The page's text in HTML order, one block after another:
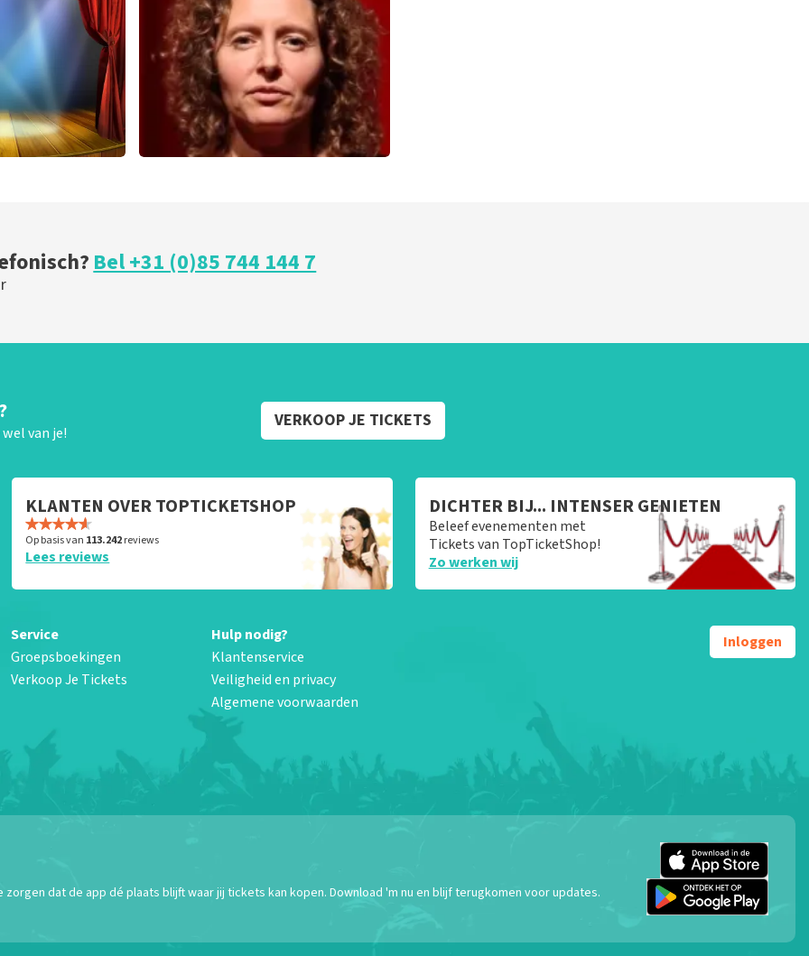
BESTEL NU
Bel +31 (0)85 744 144 7
van je!
VERKOOP JE TICKETS
KLANTEN OVER TOPTICKETSHOP
Op basis van 113.242reviews
Lees reviews
DICHTER BIJ... INTENSER GENIETEN
Beleef evenementen met
Tickets van TopTicketShop!
Zo werken wij
Service
Groepsboekingen
Verkoop Je Tickets
Hulp nodig?
Klantenservice
Veiligheid en privacy
Algemene voorwaarden
Inloggen
dat de app dé plaats blijft waar jij tickets kan kopen. Download 'm nu en blijf terugkomen voor updates.